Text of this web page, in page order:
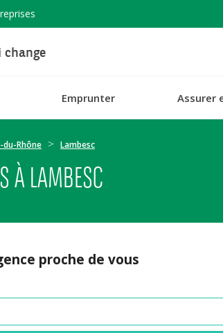
change
Emprunter Assurer
du-Rhône Lambesc
À LAMBESC
proche de vous